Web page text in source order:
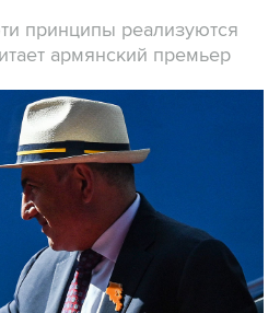
принципы реализуются
армянский премьер